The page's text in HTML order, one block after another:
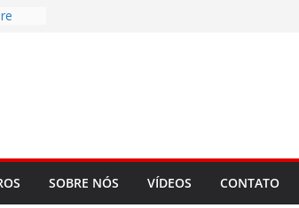
SOBRE NÓS VÍDEOS CONTATO